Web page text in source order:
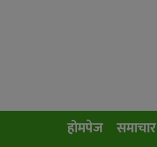
होमपेज समाचार